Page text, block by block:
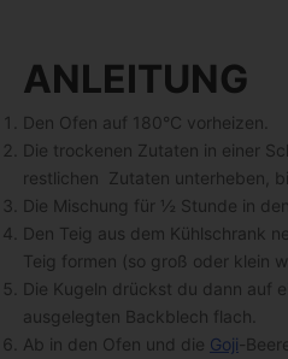
ANLEITUNG
Den Ofen auf 180°C vorheizen.
Die trockenen Zutaten in einer
restlichen Zutaten unterheben,
Die Mischung für ½ Stunde in
Den Teig aus dem Kühlschrank
Teig formen (so groß oder klein
Die Kugeln drückst du dann auf
ausgelegten Backblech flach.
Ab in den Ofen und die Goji-